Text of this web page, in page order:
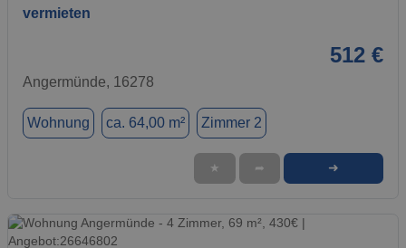
vermieten
512 €
Angermünde, 16278
Wohnung ca. 64,00 m² Zimmer 2
★ ➦ ➜